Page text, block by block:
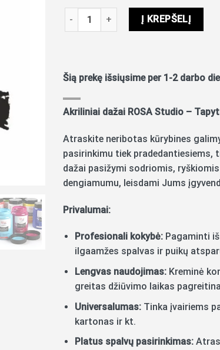
produkto kiekis: Akriliniai dažai Rosa
Į KREPŠELĮ
Šią prekę išsiųsime per 1-2 darbo
Akriliniai dažai ROSA Studio –
Atraskite neribotas kūrybines
pasirinkimu tiek pradedantiesiems,
dažai pasižymi sodriomis,
dengiamumu, leisdami Jums
Privalumai:
Profesionali kokybė: Pagaminti
ilgaamžes spalvas ir puikų
Lengvas naudojimas: Kreminė
greitas džiūvimo laikas
Universalumas: Tinka įvairiems
kartonas ir kt.
Platus spalvų pasirinkimas: